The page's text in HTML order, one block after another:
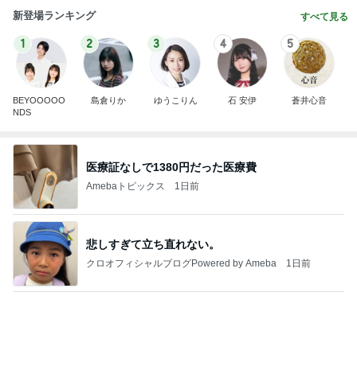
新登場ランキング すべて見る
1
BEYOOOOO
NDS
2
島倉りか
3
ゆうこりん
4
石 安伊
5
蒼井心音
医療証なしで1380円だった医療費
Amebaトピックス 1日前
悲しすぎて立ち直れない。
クロオフィシャルブログPowered by Ameba 1日前